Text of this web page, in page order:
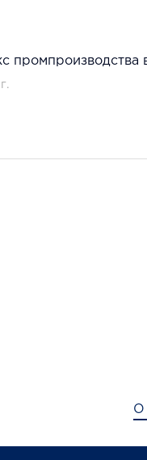
промпроизводства
О